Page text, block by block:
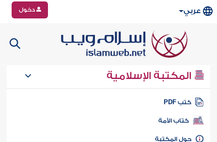
عربي دخول
المكتبة الإسلامية
كتب PDF
كتاب الأمة